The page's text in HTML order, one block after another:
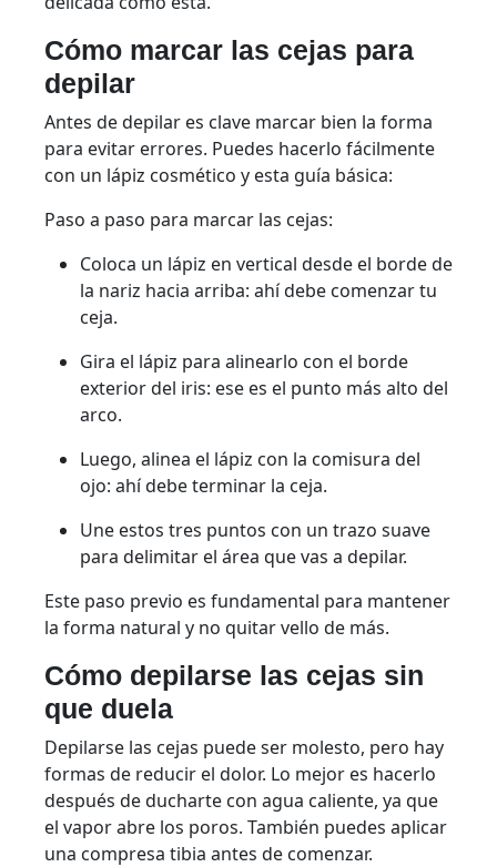
Cómo marcar las cejas para
depilar
Antes de depilar es clave marcar bien la forma
para evitar errores. Puedes hacerlo fácilmente
con un lápiz cosmético y esta guía básica:
Paso a paso para marcar las cejas:
Coloca un lápiz en vertical desde el borde de
la nariz hacia arriba: ahí debe comenzar tu
ceja.
Gira el lápiz para alinearlo con el borde
exterior del iris: ese es el punto más alto del
arco.
Luego, alinea el lápiz con la comisura del
ojo: ahí debe terminar la ceja.
Une estos tres puntos con un trazo suave
para delimitar el área que vas a depilar.
Este paso previo es fundamental para mantener
la forma natural y no quitar vello de más.
Cómo depilarse las cejas sin
que duela
Depilarse las cejas puede ser molesto, pero hay
formas de reducir el dolor. Lo mejor es hacerlo
después de ducharte con agua caliente, ya que
el vapor abre los poros. También puedes aplicar
una compresa tibia antes de comenzar.